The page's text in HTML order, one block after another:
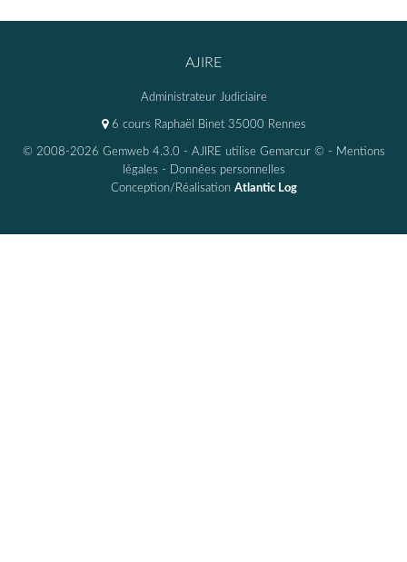
AJIRE
Administrateur Judiciaire
6 cours Raphaël Binet 35000 Rennes
© 2008-2026 Gemweb 4.3.0 - AJIRE utilise Gemarcur © - Mentions
légales - Données personnelles
Conception/Réalisation Atlantic Log